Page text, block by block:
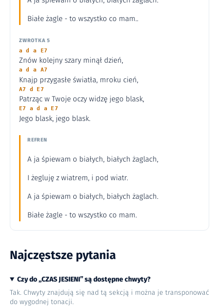
Białe żagle - to wszystko co mam..
ZWROTKA 5
a d a E7
Znów kolejny szary minął dzień,
a d a A7
Knajp przygasłe światła, mroku cień,
A7 d E7
Patrząc w Twoje oczy widzę jego blask,
E7 a d a E7
Jego blask, jego blask.
REFREN
A ja śpiewam o białych, białych żaglach,
I żegluję z wiatrem, i pod wiatr.
A ja śpiewam o białych, białych żaglach.
Białe żagle - to wszystko co mam.
Najczęstsze pytania
Czy do „CZAS JESIENI” są dostępne chwyty?
Tak. Chwyty znajdują się nad tą sekcją i można je transponować
do wygodnej tonacji.